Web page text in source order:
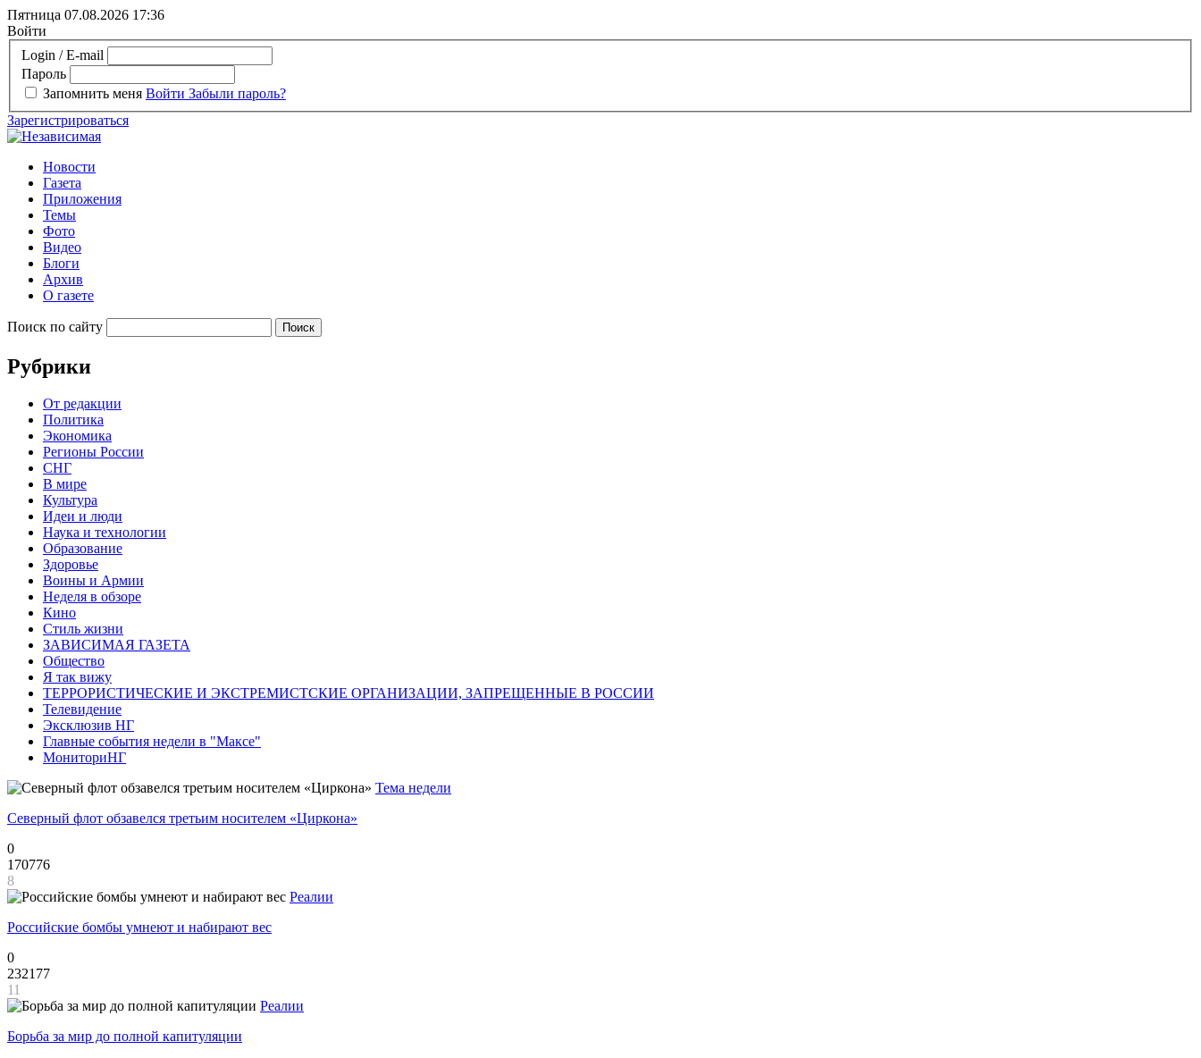
Пятница 07.08.2026 17:36
Войти
Login / E-mail
Пароль
Запомнить меня Войти Забыли пароль?
Зарегистрироваться
Новости
Газета
Приложения
Темы
Фото
Видео
Блоги
Архив
О газете
Поиск по сайту
Рубрики
От редакции
Политика
Экономика
Регионы России
СНГ
В мире
Культура
Идеи и люди
Наука и технологии
Образование
Здоровье
Воины и Армии
Неделя в обзоре
Кино
Стиль жизни
ЗАВИСИМАЯ ГАЗЕТА
Общество
Я так вижу
ТЕРРОРИСТИЧЕСКИЕ И ЭКСТРЕМИСТСКИЕ ОРГАНИЗАЦИИ, ЗАПРЕЩЕННЫЕ В РОССИИ
Телевидение
Эксклюзив НГ
Главные события недели в "Максе"
МониториНГ
Тема недели
Северный флот обзавелся третьим носителем «Циркона»
0
170776
8
Реалии
Российские бомбы умнеют и набирают вес
0
232177
11
Реалии
Борьба за мир до полной капитуляции